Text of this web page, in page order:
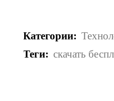
Категории:
Теги: скачать